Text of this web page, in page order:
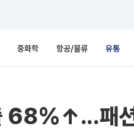
중화학 항공/물류 유통
68%↑...패